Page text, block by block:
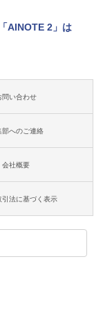
AINOTE 2」は
問い合わせ
部へのご連絡
会社概要
引法に基づく表示